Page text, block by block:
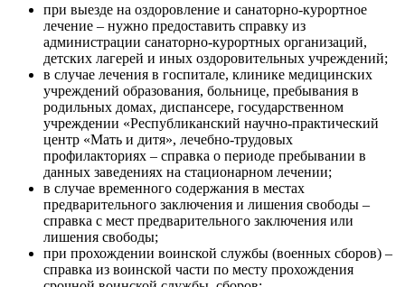
при выезде на оздоровление и санаторно-курортное
лечение – нужно предоставить справку из
администрации санаторно-курортных организаций,
детских лагерей и иных оздоровительных учреждений;
в случае лечения в госпитале, клинике медицинских
учреждений образования, больнице, пребывания в
родильных домах, диспансере, государственном
учреждении «Республиканский научно-практический
центр «Мать и дитя», лечебно-трудовых
профилакториях – справка о периоде пребывании в
данных заведениях на стационарном лечении;
в случае временного содержания в местах
предварительного заключения и лишения свободы –
справка с мест предварительного заключения или
лишения свободы;
при прохождении воинской службы (военных сборов) –
справка из воинской части по месту прохождения